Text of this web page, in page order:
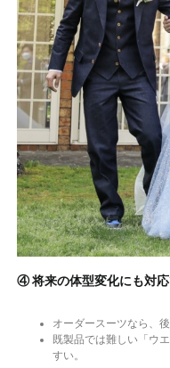
④ 将来の体型変化にも対
オーダースーツなら、
既製品では難しい「ウ
すい。